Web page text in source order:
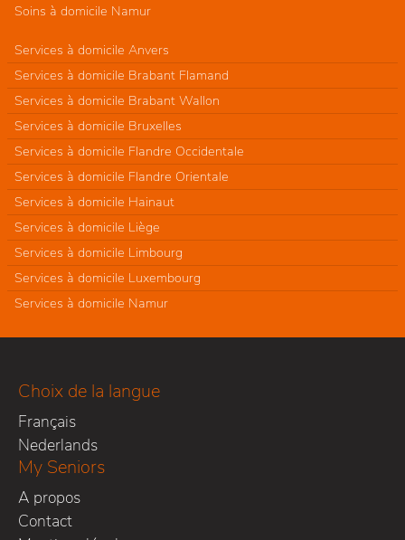
Soins à domicile Namur
Services à domicile Anvers
Services à domicile Brabant Flamand
Services à domicile Brabant Wallon
Services à domicile Bruxelles
Services à domicile Flandre Occidentale
Services à domicile Flandre Orientale
Services à domicile Hainaut
Services à domicile Liège
Services à domicile Limbourg
Services à domicile Luxembourg
Services à domicile Namur
Choix de la langue
Français
Nederlands
My Seniors
A propos
Contact